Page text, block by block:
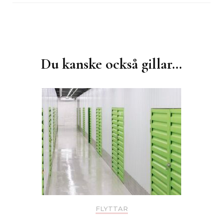
Du kanske också gillar…
FLYTTAR